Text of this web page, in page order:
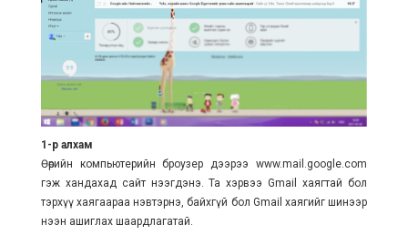
1-р алхам
Өөрийн компьютерийн броузер дээрээ www.mail.google.com
гэж хандахад сайт нээгдэнэ. Та хэрвээ Gmail хаягтай бол
тэрхүү хаягаараа нэвтэрнэ, байхгүй бол Gmail хаягийг шинээр
нээн ашиглах шаардлагатай.